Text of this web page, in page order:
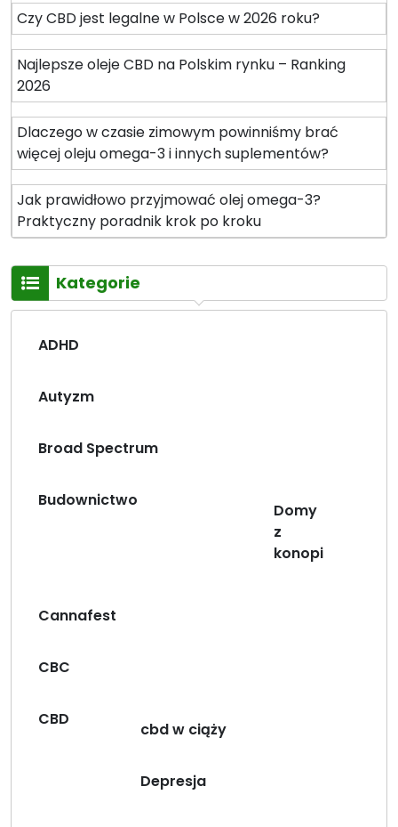
Czy CBD jest legalne w Polsce w 2026 roku?
Najlepsze oleje CBD na Polskim rynku – Ranking
2026
Dlaczego w czasie zimowym powinniśmy brać
więcej oleju omega-3 i innych suplementów?
Jak prawidłowo przyjmować olej omega-3?
Praktyczny poradnik krok po kroku
Kategorie
ADHD
Autyzm
Broad Spectrum
Budownictwo
Domy
z
konopi
Cannafest
CBC
CBD
cbd w ciąży
Depresja